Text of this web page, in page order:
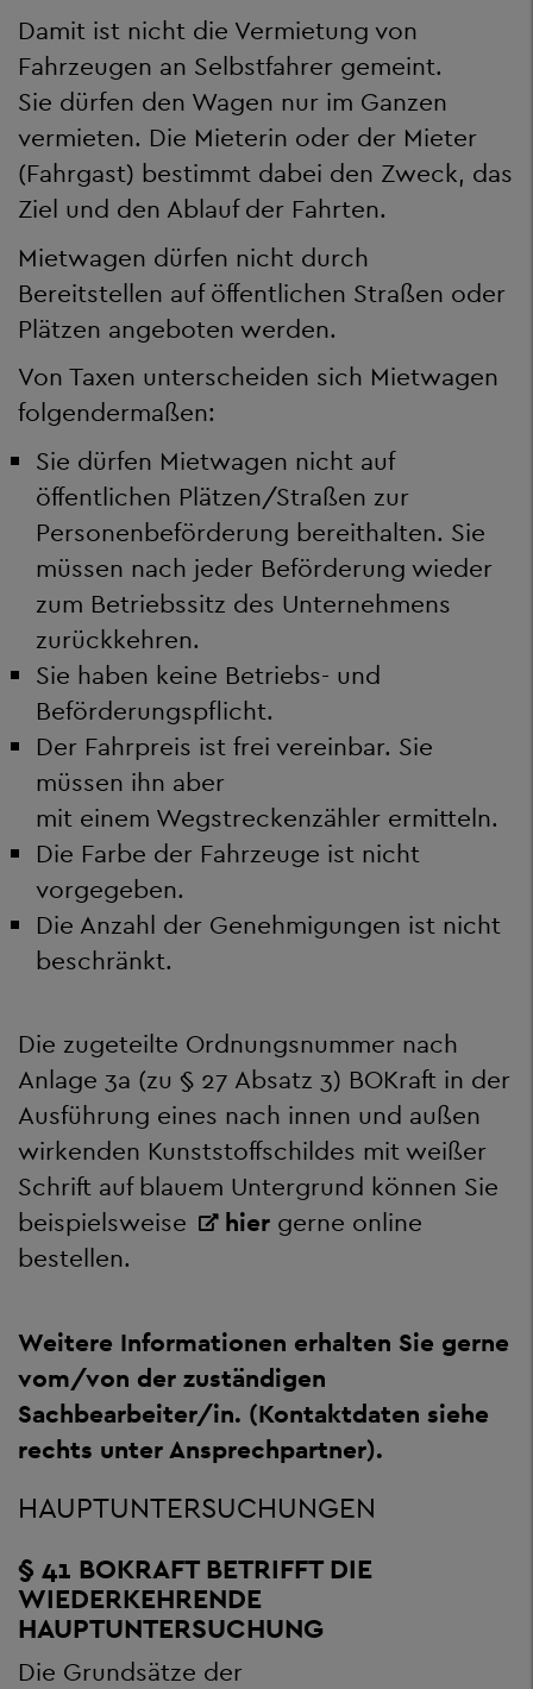
Damit ist nicht die Vermietung von
Fahrzeugen an Selbstfahrer gemeint.
Sie dürfen den Wagen nur im Ganzen
vermieten. Die Mieterin oder der Mieter
(Fahrgast) bestimmt dabei den Zweck, das
Ziel und den Ablauf der Fahrten.
Mietwagen dürfen nicht durch
Bereitstellen auf öffentlichen Straßen oder
Plätzen angeboten werden.
Von Taxen unterscheiden sich Mietwagen
folgendermaßen:
Sie dürfen Mietwagen nicht auf
öffentlichen Plätzen/Straßen zur
Personenbeförderung bereithalten. Sie
müssen nach jeder Beförderung wieder
zum Betriebssitz des Unternehmens
zurückkehren.
Sie haben keine Betriebs- und
Beförderungspflicht.
Der Fahrpreis ist frei vereinbar. Sie
müssen ihn aber
mit einem Wegstreckenzähler ermitteln.
Die Farbe der Fahrzeuge ist nicht
vorgegeben.
Die Anzahl der Genehmigungen ist nicht
beschränkt.
Die zugeteilte Ordnungsnummer nach
Anlage 3a (zu § 27 Absatz 3) BOKraft in der
Ausführung eines nach innen und außen
wirkenden Kunststoffschildes mit weißer
Schrift auf blauem Untergrund können Sie
beispielsweise
hier gerne online
bestellen.
Weitere Informationen erhalten Sie gerne
vom/von der zuständigen
Sachbearbeiter/in. (Kontaktdaten siehe
rechts unter Ansprechpartner).
HAUPTUNTERSUCHUNGEN
§ 41 BOKRAFT BETRIFFT DIE
WIEDERKEHRENDE
HAUPTUNTERSUCHUNG
Die Grundsätze der